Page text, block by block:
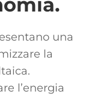
una
la
l’energia